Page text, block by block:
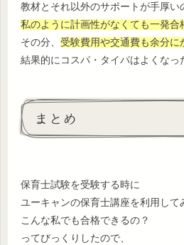
教材とそれ以外のサポートが手厚い
私のように計画性がなくても一発合
その分、 受験費用や交通費も余分に
結果的にコスパ・タイパはよくなっ
まとめ
保育士試験を受験する時に
ユーキャンの保育士講座を利用して
こんな私でも合格できるの？
ってびっくりしたので、